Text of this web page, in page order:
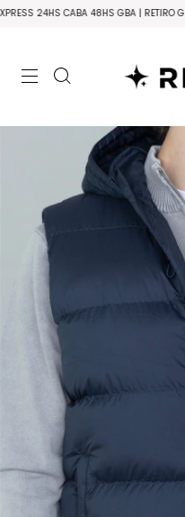
CABA 48HS GBA | RETIRO GRATIS en